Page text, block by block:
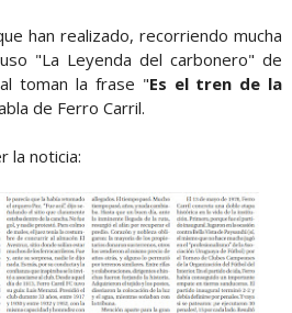
han realizado, recorriendo mucha
"La Leyenda del carbonero" de
toman la frase "Es el tren de la
de Ferro Carril.
la noticia: